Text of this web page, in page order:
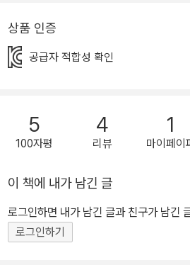
지만 누구도 그 분수에 관심을 갖지 않습
심을 갖습니다. 무슨 이유에서인지 몰라
을지도 모릅니다. 글로 설명되지 않기에
지요. 읽는 이에 따라 각자의 심리에 기
어느덧 날은 점점 어두워져 가는데 우지
땅속에서 무엇인가 우르르 일어나는데
입니다. 검은 선으로만 그려진 그림은 상
다. 고래는 아이를 태우고 어두운 밤하늘
밤하늘은 묘한 분위기를 자아냅니다. 도
상품 인증
공급자 적합성 확인
5
100자평
4
리뷰
1
마이페이
이 책에 내가 남긴 글
로그인하면 내가 남긴 글과 친구가 남긴
로그인하기